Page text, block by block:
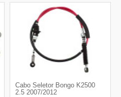
Cabo Seletor Bongo K2500
2.5 2007/2012